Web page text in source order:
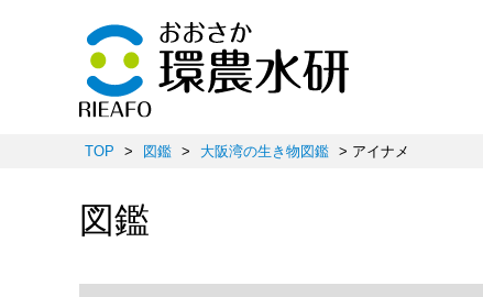
TOP > 図鑑 > 大阪湾の生き物図鑑 > アイナメ
図鑑